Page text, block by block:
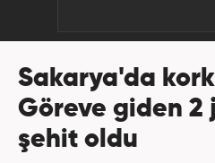
Sakarya'da
Göreve giden 2
şehit oldu